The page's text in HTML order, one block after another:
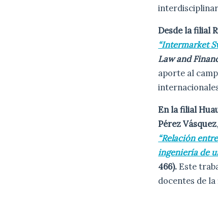
Desde la filial
“Intermarket
Law and
aporte al
En la filial
Pérez Vásquez
“Relación
ingeniería de
466). Este
docentes de la